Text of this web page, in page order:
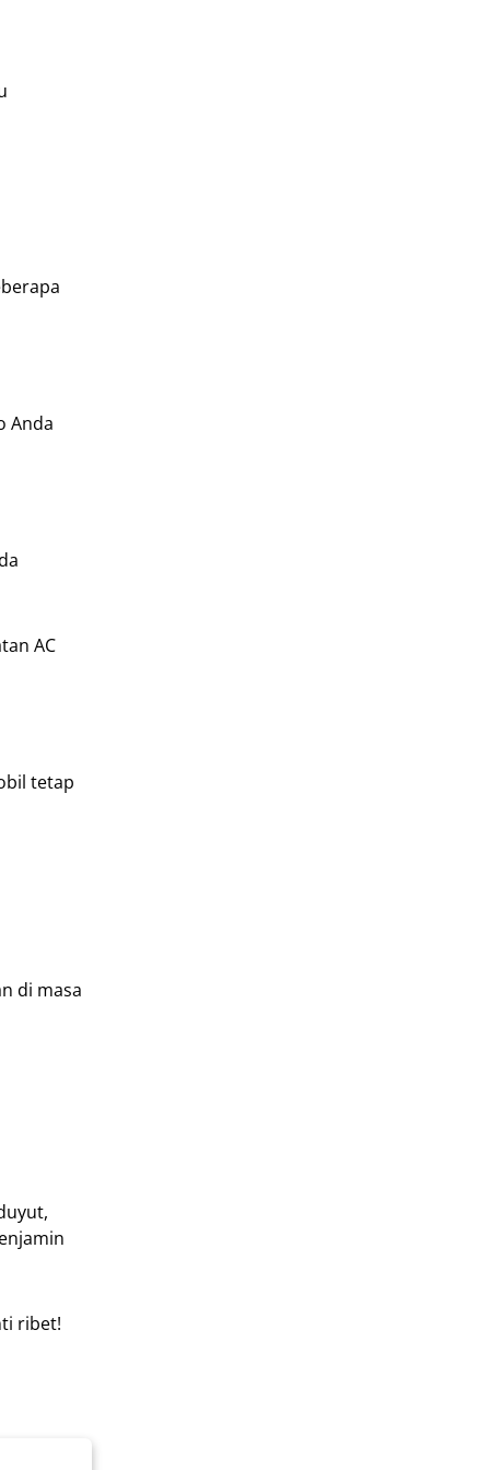
Anda
AC
tetap
di masa
ribet!